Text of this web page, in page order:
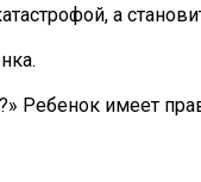
а
Ребенок имеет